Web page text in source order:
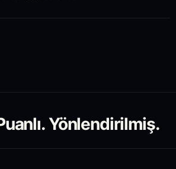
Yönlendirilmiş.